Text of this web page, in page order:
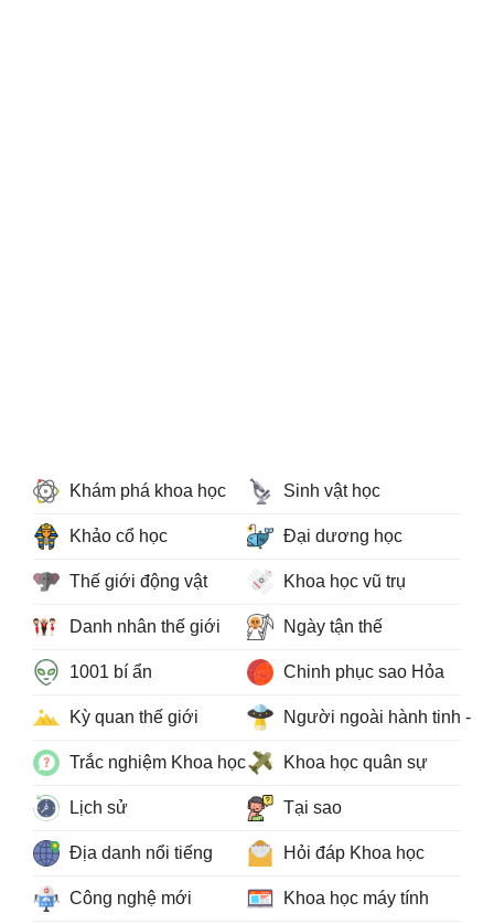
Khám phá khoa học Sinh vật học
Khảo cổ học Đại dương học
Thế giới động vật Khoa học vũ trụ
Danh nhân thế giới Ngày tận thế
1001 bí ẩn Chinh phục sao Hỏa
Kỳ quan thế giới Người ngoài hành tinh -
Trắc nghiệm Khoa học Khoa học quân sự
Lịch sử Tại sao
Địa danh nổi tiếng Hỏi đáp Khoa học
Công nghệ mới Khoa học máy tính